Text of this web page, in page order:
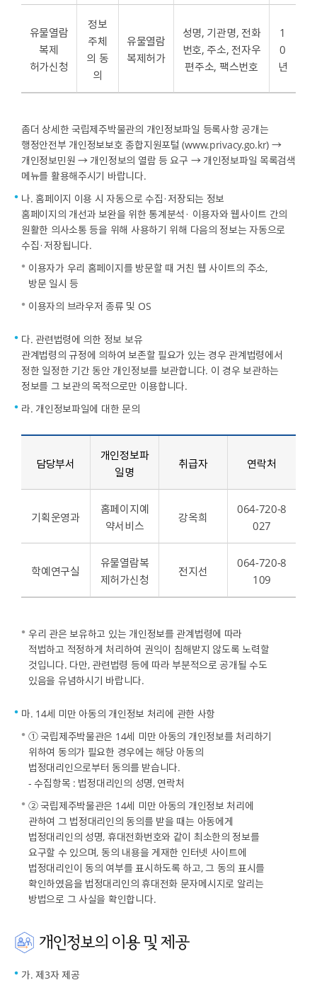
유물열람
복제
허가신청
정보
주체
의 동
의
유물열람
복제허가
성명, 기관명, 전화
번호, 주소, 전자우
편주소, 팩스번호
1
0
년
좀더 상세한 국립제주박물관의 개인정보파일 등록사항 공개는
행정안전부 개인정보보호 종합지원포털 (www.privacy.go.kr) →
개인정보민원 → 개인정보의 열람 등 요구 → 개인정보파일 목록검색
메뉴를 활용해주시기 바랍니다.
나. 홈페이지 이용 시 자동으로 수집·저장되는 정보
홈페이지의 개선과 보완을 위한 통계분석· 이용자와 웹사이트 간의
원활한 의사소통 등을 위해 사용하기 위해 다음의 정보는 자동으로
수집·저장됩니다.
이용자가 우리 홈페이지를 방문할 때 거친 웹 사이트의 주소,
방문 일시 등
이용자의 브라우저 종류 및 OS
다. 관련법령에 의한 정보 보유
관계법령의 규정에 의하여 보존할 필요가 있는 경우 관계법령에서
정한 일정한 기간 동안 개인정보를 보관합니다. 이 경우 보관하는
정보를 그 보관의 목적으로만 이용합니다.
라. 개인정보파일에 대한 문의
담당부서
개인정보파
일명
취급자 연락처
기획운영과
홈페이지예
약서비스
강옥희
064-720-8
027
학예연구실
유물열람복
제허가신청
전지선
064-720-8
109
우리 관은 보유하고 있는 개인정보를 관계법령에 따라
적법하고 적정하게 처리하여 권익이 침해받지 않도록 노력할
것입니다. 다만, 관련법령 등에 따라 부분적으로 공개될 수도
있음을 유념하시기 바랍니다.
마. 14세 미만 아동의 개인정보 처리에 관한 사항
① 국립제주박물관은 14세 미만 아동의 개인정보를 처리하기
위하여 동의가 필요한 경우에는 해당 아동의
법정대리인으로부터 동의를 받습니다.
- 수집항목 : 법정대리인의 성명, 연락처
② 국립제주박물관은 14세 미만 아동의 개인정보 처리에
관하여 그 법정대리인의 동의를 받을 때는 아동에게
법정대리인의 성명, 휴대전화번호와 같이 최소한의 정보를
요구할 수 있으며, 동의 내용을 게재한 인터넷 사이트에
법정대리인이 동의 여부를 표시하도록 하고, 그 동의 표시를
확인하였음을 법정대리인의 휴대전화 문자메시지로 알리는
방법으로 그 사실을 확인합니다.
개인정보의 이용 및 제공
가. 제3자 제공